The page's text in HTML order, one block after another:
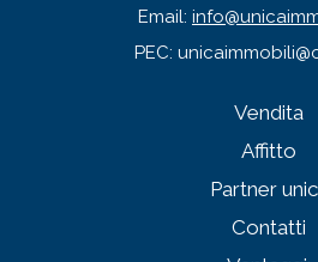
Email:
PEC:
Vendita
Affitto
Partner
Contatti